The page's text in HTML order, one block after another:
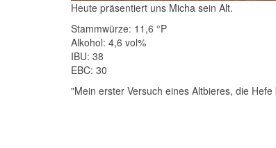
Heute präsentiert uns Micha sein Alt.
Stammwürze: 11,6 °P
Alkohol: 4,6 vol%
IBU: 38
EBC: 30
"Mein erster Versuch eines Altbieres, die